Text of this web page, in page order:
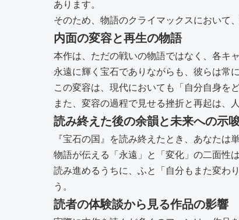
あります。
そのため、物語のクライマックスにおいて
内面の変容と再生の物語
本作は、ただの戦いの物語ではなく、各キ
永遠に輝く宝石でありながらも、彼らは常
この変容は、現代においても「自分自身を
また、変容の過程で見せる挫折と再起は、
読み終えた後の余韻と未来への示
『宝石の国』を読み終えたとき、あなた
物語が伝える「永遠」と「変化」の二面性
読み進めるうちに、ふと「自分もまた変わ
う。
読者の体験談から見る作品の影響